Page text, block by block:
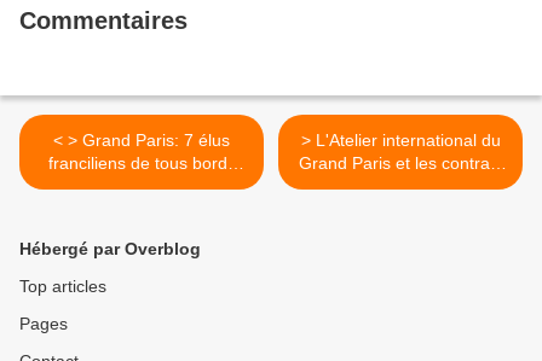
Commentaires
< > Grand Paris: 7 élus
franciliens de tous bords
pour de nouveaux
> L'Atelier international du
Grand Paris et les contrats
de développement territorial
Hébergé par Overblog
Top articles
Pages